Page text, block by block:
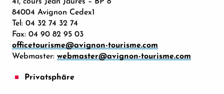
84004 Avignon Cedex1
Tel: 04 32 74 32 74
Fax: 04 90 82 95 03
officetourisme@avignon-tourisme.com
Webmaster: webmaster@avignon-tourisme.com
Privatsphäre